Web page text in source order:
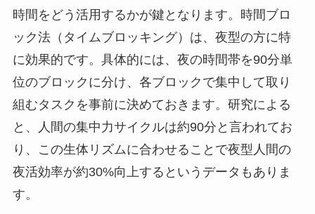
時間をどう活用するかが鍵となります。時間ブロ
ック法（タイムブロッキング）は、夜型の方に特
に効果的です。具体的には、夜の時間帯を90分単
位のブロックに分け、各ブロックで集中して取り
組むタスクを事前に決めておきます。研究による
と、人間の集中力サイクルは約90分と言われてお
り、この生体リズムに合わせることで夜型人間の
夜活効率が約30%向上するというデータもありま
す。